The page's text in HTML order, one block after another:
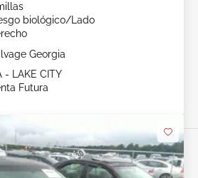
biológico/Lado
Georgia
- LAKE CITY
Futura